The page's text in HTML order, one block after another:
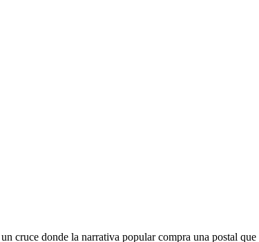
cruce donde la narrativa popular compra una postal